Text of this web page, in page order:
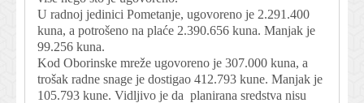
U radnoj jedinici Pometanje, ugovoreno je 2.291.400
kuna, a potrošeno na plaće 2.390.656 kuna. Manjak je
99.256 kuna.
Kod Oborinske mreže ugovoreno je 307.000 kuna, a
trošak radne snage je dostigao 412.793 kune. Manjak je
105.793 kune. Vidljivo je da planirana sredstva nisu